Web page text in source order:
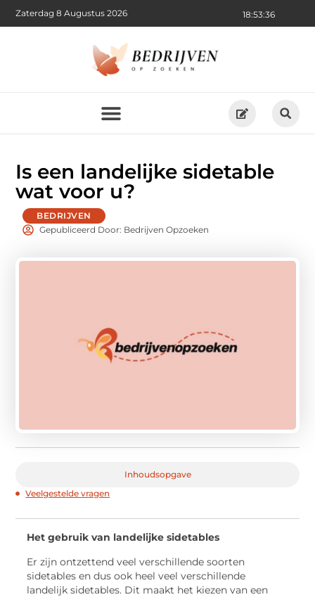
18:53:38
Zaterdag 8 Augustus 2026
Is een landelijke sidetable
wat voor u?
BEDRIJVEN
Gepubliceerd Door: Bedrijven Opzoeken
Inhoudsopgave
Veelgestelde vragen
Het gebruik van landelijke sidetables
Er zijn ontzettend veel verschillende soorten
sidetables en dus ook heel veel verschillende
landelijk sidetables. Dit maakt het kiezen van een